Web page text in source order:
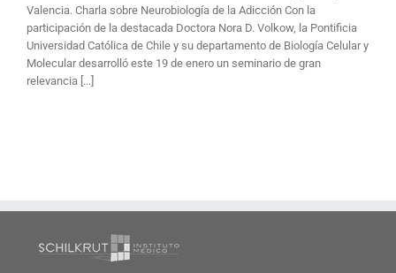
Valencia. Charla sobre Neurobiología de la Adicción Con la
participación de la destacada Doctora Nora D. Volkow, la Pontificia
Universidad Católica de Chile y su departamento de Biología Celular y
Molecular desarrolló este 19 de enero un seminario de gran
relevancia [...]